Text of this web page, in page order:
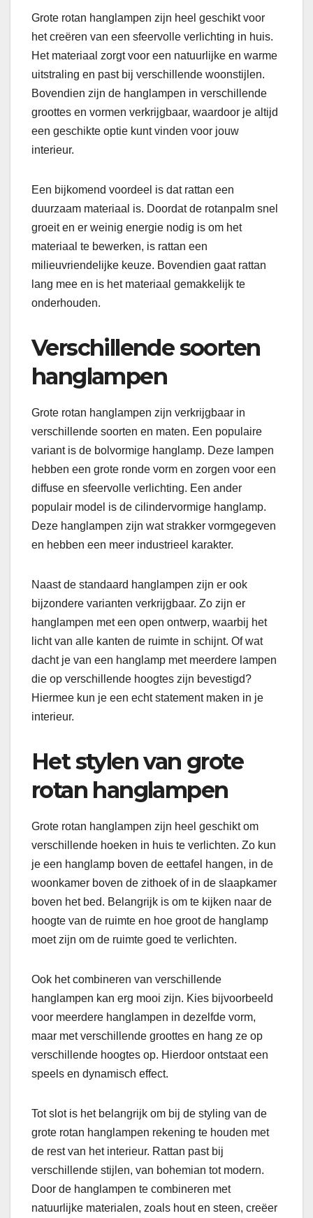
Grote rotan hanglampen zijn heel geschikt voor
het creëren van een sfeervolle verlichting in huis.
Het materiaal zorgt voor een natuurlijke en warme
uitstraling en past bij verschillende woonstijlen.
Bovendien zijn de hanglampen in verschillende
groottes en vormen verkrijgbaar, waardoor je altijd
een geschikte optie kunt vinden voor jouw
interieur.
Een bijkomend voordeel is dat rattan een
duurzaam materiaal is. Doordat de rotanpalm snel
groeit en er weinig energie nodig is om het
materiaal te bewerken, is rattan een
milieuvriendelijke keuze. Bovendien gaat rattan
lang mee en is het materiaal gemakkelijk te
onderhouden.
Verschillende soorten
hanglampen
Grote rotan hanglampen zijn verkrijgbaar in
verschillende soorten en maten. Een populaire
variant is de bolvormige hanglamp. Deze lampen
hebben een grote ronde vorm en zorgen voor een
diffuse en sfeervolle verlichting. Een ander
populair model is de cilindervormige hanglamp.
Deze hanglampen zijn wat strakker vormgegeven
en hebben een meer industrieel karakter.
Naast de standaard hanglampen zijn er ook
bijzondere varianten verkrijgbaar. Zo zijn er
hanglampen met een open ontwerp, waarbij het
licht van alle kanten de ruimte in schijnt. Of wat
dacht je van een hanglamp met meerdere lampen
die op verschillende hoogtes zijn bevestigd?
Hiermee kun je een echt statement maken in je
interieur.
Het stylen van grote
rotan hanglampen
Grote rotan hanglampen zijn heel geschikt om
verschillende hoeken in huis te verlichten. Zo kun
je een hanglamp boven de eettafel hangen, in de
woonkamer boven de zithoek of in de slaapkamer
boven het bed. Belangrijk is om te kijken naar de
hoogte van de ruimte en hoe groot de hanglamp
moet zijn om de ruimte goed te verlichten.
Ook het combineren van verschillende
hanglampen kan erg mooi zijn. Kies bijvoorbeeld
voor meerdere hanglampen in dezelfde vorm,
maar met verschillende groottes en hang ze op
verschillende hoogtes op. Hierdoor ontstaat een
speels en dynamisch effect.
Tot slot is het belangrijk om bij de styling van de
grote rotan hanglampen rekening te houden met
de rest van het interieur. Rattan past bij
verschillende stijlen, van bohemian tot modern.
Door de hanglampen te combineren met
natuurlijke materialen, zoals hout en steen, creëer